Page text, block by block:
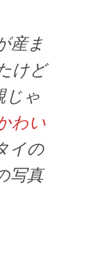
産ま
けど
じゃ
わい
イの
写真